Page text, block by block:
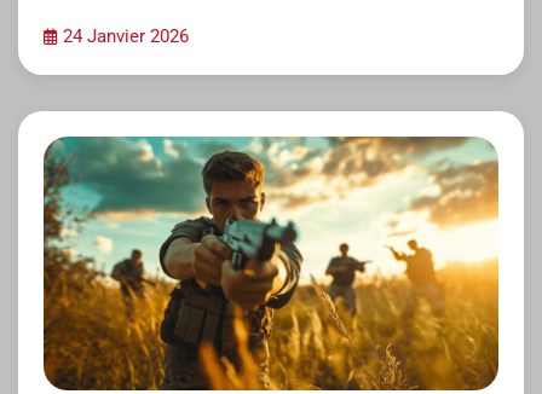
24 Janvier 2026